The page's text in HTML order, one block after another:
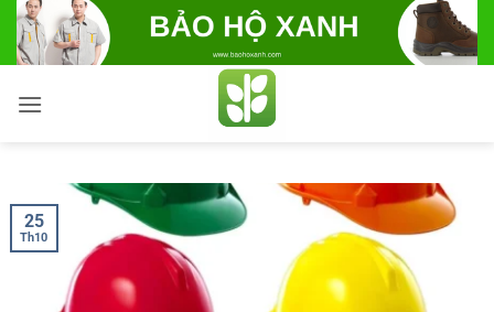
Bỏ
qua
nội
dung
25
Th10